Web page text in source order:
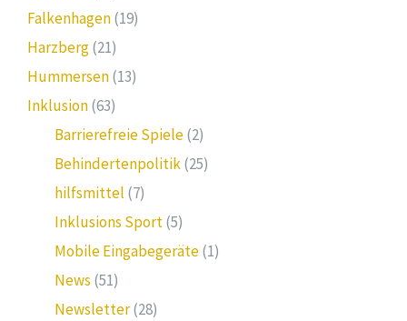
Falkenhagen(19)
Harzberg(21)
Hummersen(13)
Inklusion(63)
Barrierefreie Spiele(2)
Behindertenpolitik(25)
hilfsmittel (7)
Inklusions Sport(5)
Mobile Eingabegeräte(1)
News (51)
Newsletter(28)